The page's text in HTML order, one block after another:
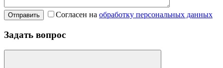
Отправить Согласен на обработку персональных данных
Задать вопрос